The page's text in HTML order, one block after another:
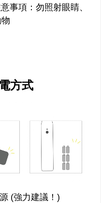
：勿照射眼睛、
方式
(強力建議！)